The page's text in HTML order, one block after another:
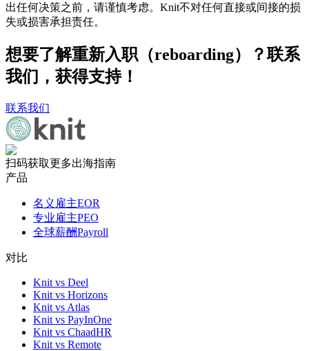
出任何决策之前，请谨慎考虑。Knit不对任何直接或间接的损
失或损害承担责任。
想要了解重新入职（reboarding）？联系
我们，获得支持！
联系我们
扫码获取更多出海指南
产品
名义雇主EOR
专业雇主PEO
全球薪酬Payroll
对比
Knit vs Deel
Knit vs Horizons
Knit vs Atlas
Knit vs PayInOne
Knit vs ChaadHR
Knit vs Remote